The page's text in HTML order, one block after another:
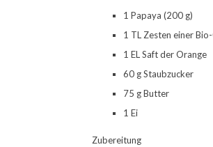
1 Papaya (200 g)
1 TL Zesten einer
1 EL Saft der Orange
60 g Staubzucker
75 g Butter
1 Ei
Zubereitung